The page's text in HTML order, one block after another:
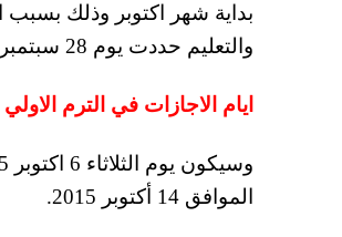
بداية شهر اكتوبر وذلك بسبب
والتعليم حددت يوم 28 سبتمبر.
ايام الاجازات في الترم الاولي
الموافق 14 أكتوبر 2015.